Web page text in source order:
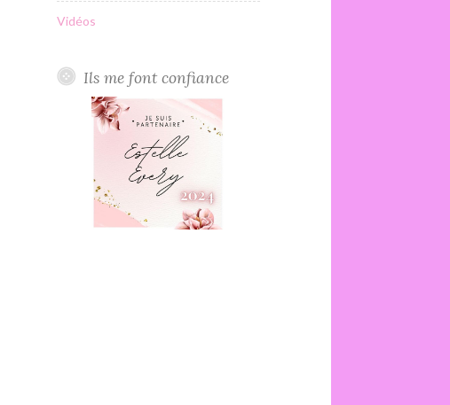
Vidéos
Ils me font confiance